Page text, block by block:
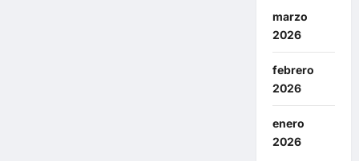
marzo
2026
febrero
2026
enero
2026